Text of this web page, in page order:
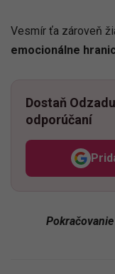
Vesmír ťa zároveň
emocionálne
Dostaň
odporúčaní